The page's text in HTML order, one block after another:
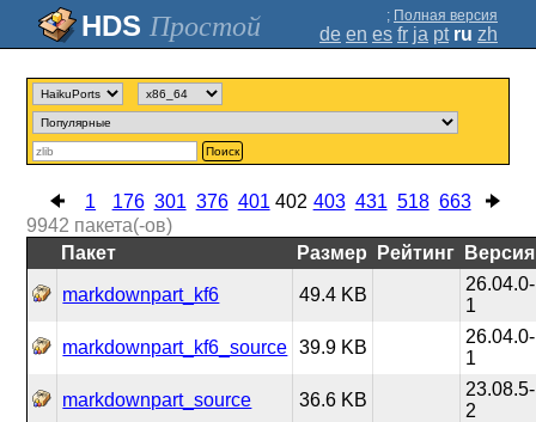
Простой ; Полная версия
de en es fr ja pt ru zh
Поиск
1 176 301 376 401 402 403 431 518 663
9942 пакета(-ов)
Пакет
Размер Рейтинг Версия
markdownpart_kf6 49.4 KB
26.04.0-
1
markdownpart_kf6_source 39.9 KB
26.04.0-
1
markdownpart_source 36.6 KB
23.08.5-
2